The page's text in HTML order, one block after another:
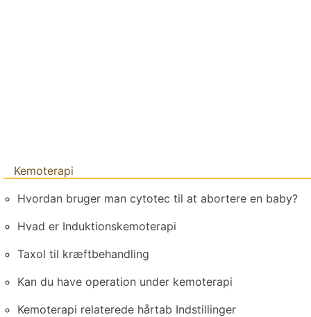
Kemoterapi
Hvordan bruger man cytotec til at abortere en baby?
Hvad er Induktionskemoterapi
Taxol til kræftbehandling
Kan du have operation under kemoterapi
Kemoterapi relaterede hårtab Indstillinger